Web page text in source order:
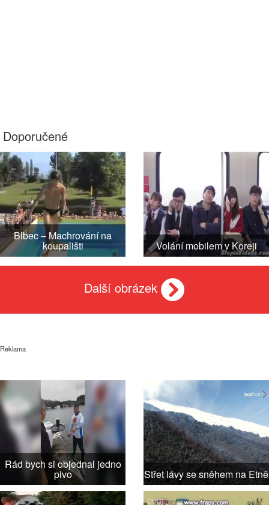
Doporučené
Blbec – Machrování na
koupališti Volání mobilem v Koreji
Další obrázek
Reklama
Rád bych si objednal jedno
pivo Střet lávy se sněhem na Etně